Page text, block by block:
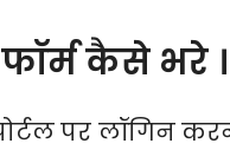
कैसे भरे ।
पर लॉगिन